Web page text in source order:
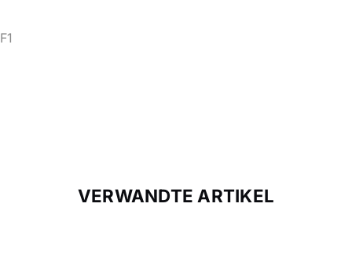
F1
VERWANDTE ARTIKEL